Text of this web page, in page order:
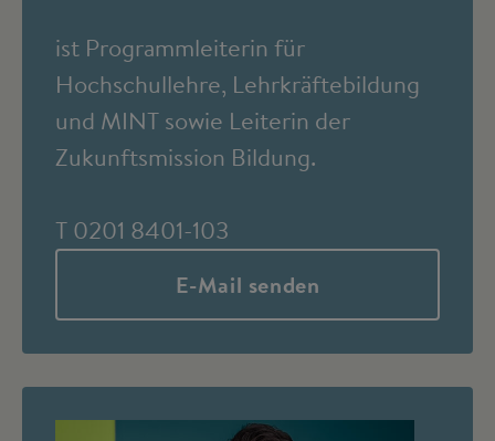
ist Programmleiterin für
Hochschullehre, Lehrkräftebildung
und MINT sowie Leiterin der
Zukunftsmission Bildung.
T 0201 8401-103
E-Mail senden